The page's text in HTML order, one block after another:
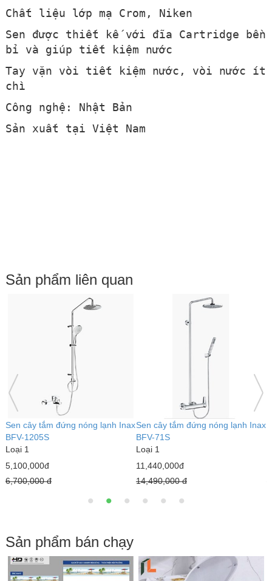
Chất liệu lớp mạ Crom, Niken
Sen được thiết kế với đĩa Cartridge bền
bỉ và giúp tiết kiệm nước
Tay vặn vòi tiết kiệm nước, vòi nước ít
chì
Công nghệ: Nhật Bản
Sản xuất tại Việt Nam
Sản phẩm liên quan
nóng lạnh Inax Sen cây tắm đứng nóng lạnh Inax Sen cây tắm
Sản phẩm bán chạy